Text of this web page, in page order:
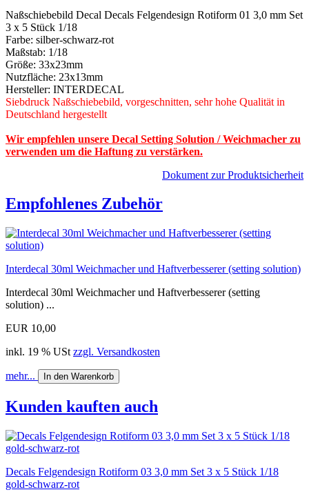
Naßschiebebild Decal Decals Felgendesign Rotiform 01 3,0 mm Set
3 x 5 Stück 1/18
Farbe: silber-schwarz-rot
Maßstab: 1/18
Größe: 33x23mm
Nutzfläche: 23x13mm
Hersteller: INTERDECAL
Siebdruck Naßschiebebild, vorgeschnitten, sehr hohe Qualität in
Deutschland hergestellt
Wir empfehlen unsere Decal Setting Solution / Weichmacher zu
verwenden um die Haftung zu verstärken.
Dokument zur Produktsicherheit
Empfohlenes Zubehör
Interdecal 30ml Weichmacher und Haftverbesserer (setting solution)
Interdecal 30ml Weichmacher und Haftverbesserer (setting
solution) ...
EUR 10,00
inkl. 19 % USt zzgl. Versandkosten
mehr... In den Warenkorb
Kunden kauften auch
Decals Felgendesign Rotiform 03 3,0 mm Set 3 x 5 Stück 1/18
gold-schwarz-rot